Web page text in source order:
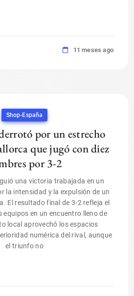
11 meses ago
Shop-España
por un estrecho
que jugó con diez
por 3-2
una victoria trabajada en un
la intensidad y la expulsión de un
El resultado final de 3-2 refleja el
equipos en un encuentro lleno de
local aprovechó los espacios
numérica del rival, aunque
el triunfo no